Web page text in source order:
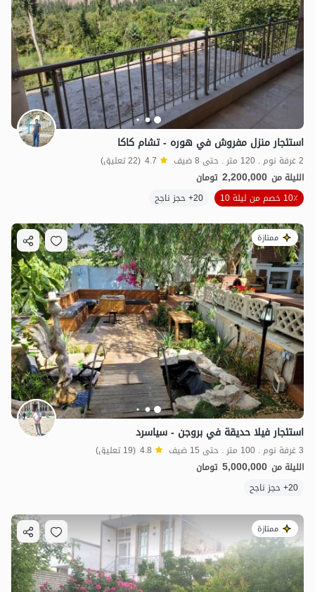
استئجار منزل مفروش في هوره - تشام كاكا
2 غرفة نوم . 120 متر . حتى 8 ضيف 4.7 (22 تعليق)
الليلة من 2,200,000 تومان
10٪ خصم من ليلة 10
20+ حجز ناجح
ممتازة
استئجار فيلا حديقة في بروجن - سياسرد
3 غرفة نوم . 100 متر . حتى 15 ضيف 4.8 (19 تعليق)
الليلة من 5,000,000 تومان
20+ حجز ناجح
ممتازة